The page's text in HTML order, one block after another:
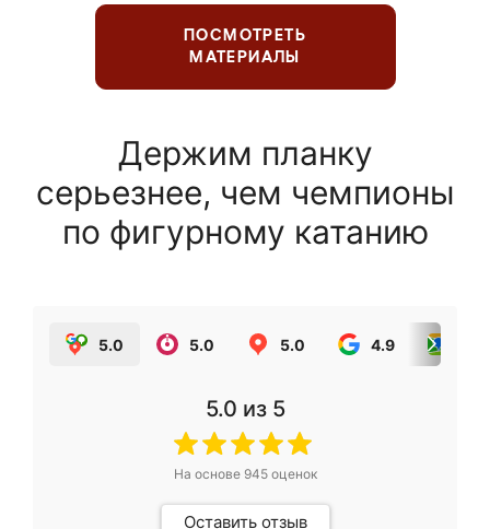
ПОСМОТРЕТЬ
МАТЕРИАЛЫ
Держим планку
серьезнее, чем чемпионы
по фигурному катанию
5.0 5.0 5.0 4.9
5.0 из 5
На основе 945оценок
Оставить отзыв